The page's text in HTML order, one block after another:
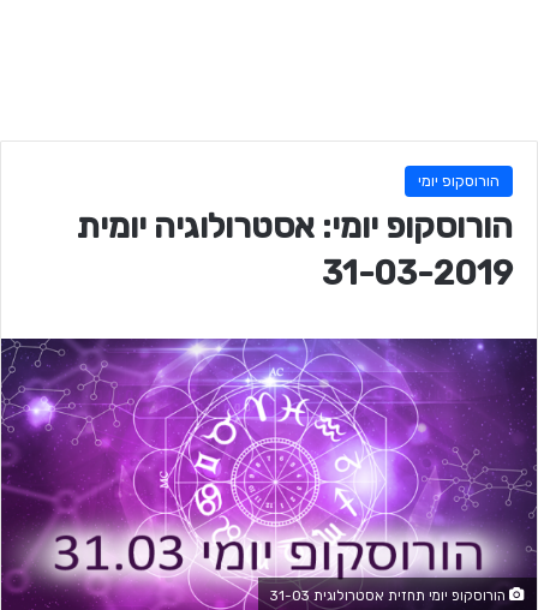
הורוסקופ יומי
הורוסקופ יומי: אסטרולוגיה יומית
31-03-2019
הורוסקופ יומי תחזית אסטרולוגית 31-03